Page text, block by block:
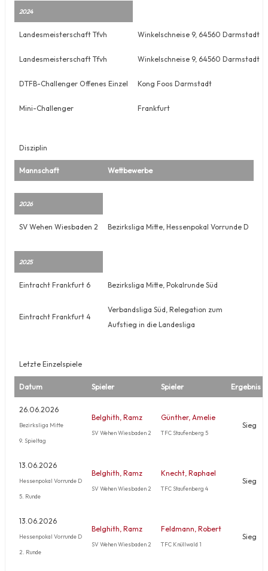
2024
Landesmeisterschaft Tfvh Winkelschneise 9, 64560 Darmstadt
Landesmeisterschaft Tfvh Winkelschneise 9, 64560 Darmstadt
DTFB-Challenger Offenes Einzel Kong Foos Darmstadt
Mini-Challenger Frankfurt
Disziplin
Mannschaft Wettbewerbe
2026
SV Wehen Wiesbaden 2 Bezirksliga Mitte, Hessenpokal Vorrunde D
2025
Eintracht Frankfurt 6 Bezirksliga Mitte, Pokalrunde Süd
Eintracht Frankfurt 4
Verbandsliga Süd, Relegation zum
Aufstieg in die Landesliga
Letzte Einzelspiele
Datum Spieler Spieler Ergebnis
26.06.2026
Bezirksliga Mitte
9. Spieltag
Belghith, Ramz
SV Wehen Wiesbaden 2
Günther, Amelie
TFC Staufenberg 5
Sieg
13.06.2026
Hessenpokal Vorrunde D
5. Runde
Belghith, Ramz
SV Wehen Wiesbaden 2
Knecht, Raphael
TFC Staufenberg 4
Sieg
13.06.2026
Hessenpokal Vorrunde D
2. Runde
Belghith, Ramz
SV Wehen Wiesbaden 2
Feldmann, Robert
TFC Knüllwald 1
Sieg